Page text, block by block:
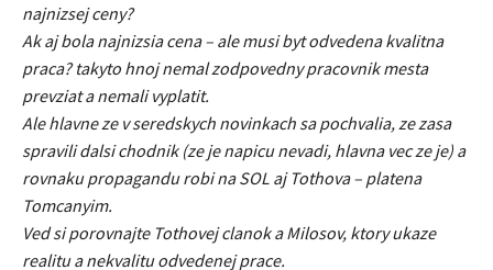
najnizsej ceny?
Ak aj bola najnizsia cena – ale musi byt odvedena kvalitna
praca? takyto hnoj nemal zodpovedny pracovnik mesta
prevziat a nemali vyplatit.
Ale hlavne ze v seredskych novinkach sa pochvalia, ze zasa
spravili dalsi chodnik (ze je napicu nevadi, hlavna vec ze je) a
rovnaku propagandu robi na SOL aj Tothova – platena
Tomcanyim.
Ved si porovnajte Tothovej clanok a Milosov, ktory ukaze
realitu a nekvalitu odvedenej prace.